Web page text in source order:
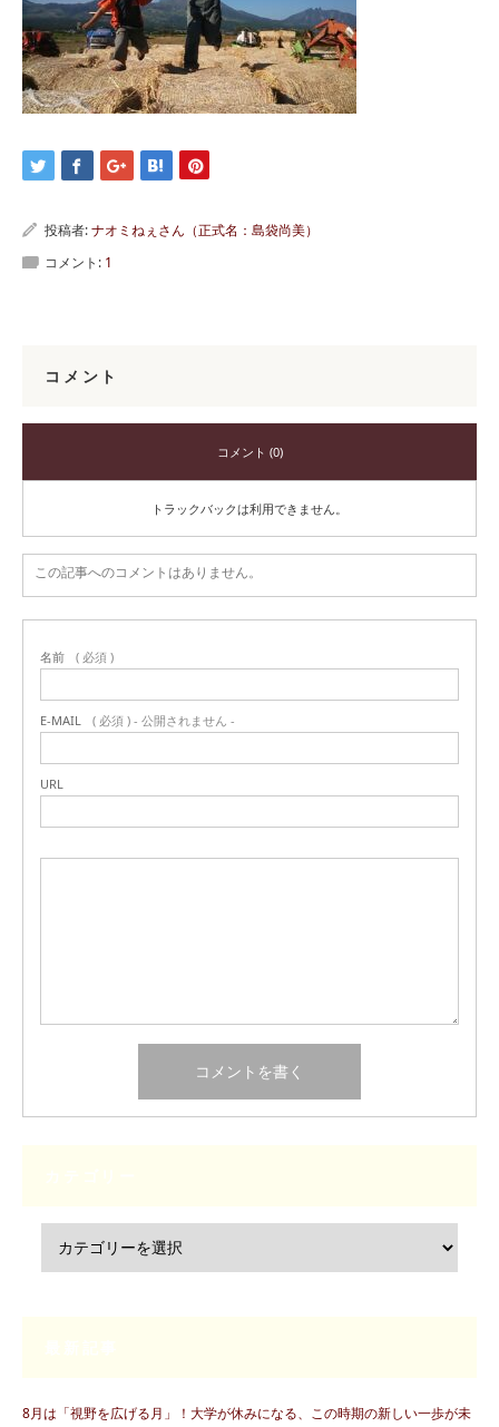
投稿者:ナオミねぇさん（正式名：島袋尚美）
コメント: 1
コメント
コメント (0)
トラックバックは利用できません。
この記事へのコメントはありません。
名前 ( 必須 )
E-MAIL ( 必須 ) - 公開されません -
URL
8月は「視野を広げる月」！大学が休みになる、この時期の新しい一歩が未